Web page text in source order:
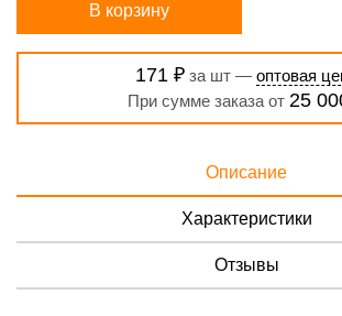
В корзину
171 ₽ за шт — оптовая
При сумме заказа от 25
Описание
Характеристики
Отзывы